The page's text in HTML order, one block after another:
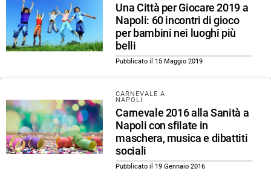
Una Città per Giocare 2019 a
Napoli: 60 incontri di gioco
per bambini nei luoghi più
belli
Pubblicato il 15 Maggio 2019
CARNEVALE A
NAPOLI
Carnevale 2016 alla Sanità a
Napoli con sfilate in
maschera, musica e dibattiti
sociali
Pubblicato il 19 Gennaio 2016